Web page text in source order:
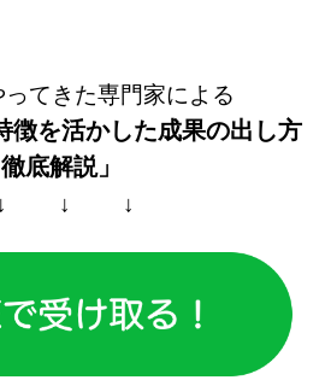
てきた専門家による
徴を活かした成果の出し方
徹底解説」
↓ ↓